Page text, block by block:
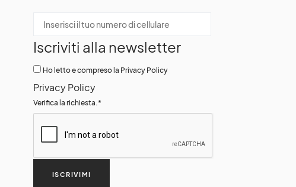
Iscriviti alla newsletter
Ho letto e compreso la Privacy Policy
Privacy Policy
Verifica la richiesta. *
ISCRIVIMI